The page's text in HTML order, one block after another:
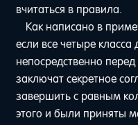
вчитаться в правила.
Как написано в
если все четыре класса
непосредственно
заключат секретное
завершить с равным
этого и были приняты